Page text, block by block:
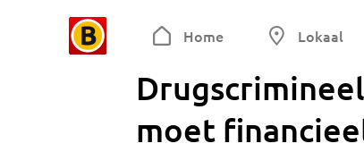
Home Lokaal
moet